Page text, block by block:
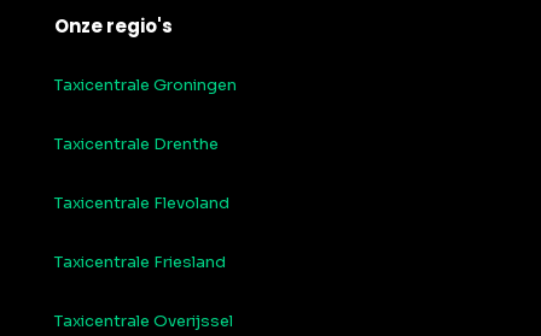
Onze regio's
Taxicentrale Groningen
Taxicentrale Drenthe
Taxicentrale Flevoland
Taxicentrale Friesland
Taxicentrale Overijssel